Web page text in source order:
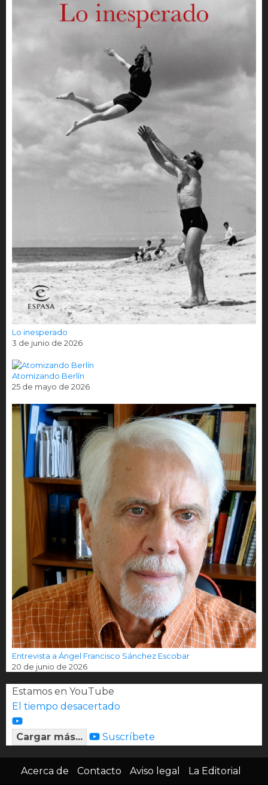
Lo inesperado
3 de junio de 2026
Atomizando Berlín
25 de mayo de 2026
Entrevista a Ángel Francisco Sánchez Escobar
20 de junio de 2026
Estamos en YouTube
El tiempo desacertado
Cargar más... Suscríbete
Acerca de Contacto Aviso legal La Editorial